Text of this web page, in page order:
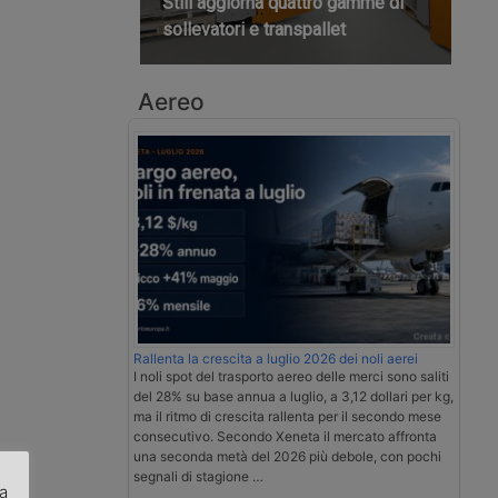
sollevatori e transpallet
Aereo
Rallenta la crescita a luglio 2026 dei noli aerei
I noli spot del trasporto aereo delle merci sono saliti
del 28% su base annua a luglio, a 3,12 dollari per kg,
ma il ritmo di crescita rallenta per il secondo mese
consecutivo. Secondo Xeneta il mercato affronta
una seconda metà del 2026 più debole, con pochi
segnali di stagione …